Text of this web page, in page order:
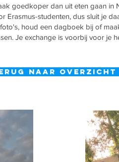
goedkoper dan uit eten gaan in
studenten, dus sluit je
houd een dagboek bij of
Je exchange is voorbij voor je
naar overzicht